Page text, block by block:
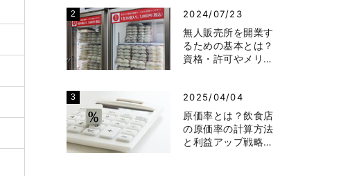
2024/07/23
無人販売所を開業す
るための基本とは？
資格・許可やメリ…
2025/04/04
原価率とは？飲食店
の原価率の計算方法
と利益アップ戦略…